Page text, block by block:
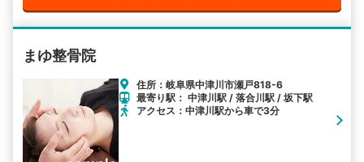
まゆ整骨院
住所：岐阜県中津川市瀬戸818-6
最寄り駅： 中津川駅 / 落合川駅 / 坂下駅
アクセス：中津川駅から車で3分